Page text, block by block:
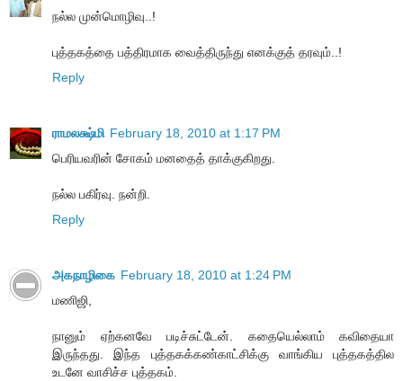
நல்ல முன்மொழிவு..!
புத்தகத்தை பத்திரமாக வைத்திருந்து எனக்குத் தரவும்..!
Reply
ராமலக்ஷ்மி February 18, 2010 at 1:17 PM
பெரியவரின் சோகம் மனதைத் தாக்குகிறது.
நல்ல பகிர்வு. நன்றி.
Reply
அகநாழிகை February 18, 2010 at 1:24 PM
மணிஜி,
நானும் ஏற்கனவே படிச்சுட்டேன். கதையெல்லாம் கவிதையா
இருந்தது. இந்த புத்தகக்கண்காட்சிக்கு வாங்கிய புத்தகத்தில
உடனே வாசிச்ச புத்தகம்.